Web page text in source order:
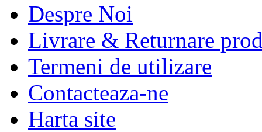
Despre Noi
Livrare & Returnare
Termeni de utilizare
Contacteaza-ne
Harta site